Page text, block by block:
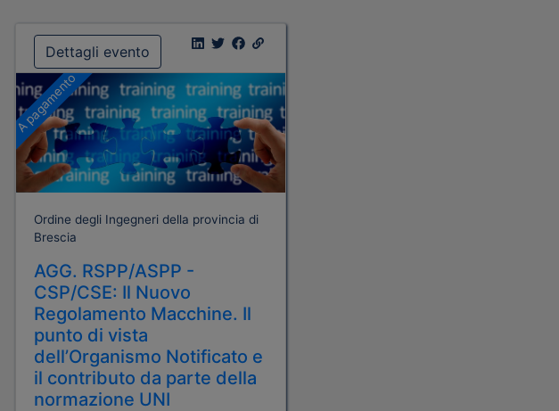
Dettagli evento
A pagamento
Ordine degli Ingegneri della provincia di
Brescia
AGG. RSPP/ASPP -
CSP/CSE: Il Nuovo
Regolamento Macchine. Il
punto di vista
dell’Organismo Notificato e
il contributo da parte della
normazione UNI